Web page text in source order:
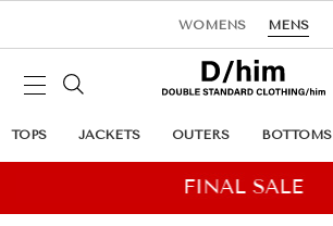
WOMENS MENS
TOPS JACKETS OUTERS BOTTOMS